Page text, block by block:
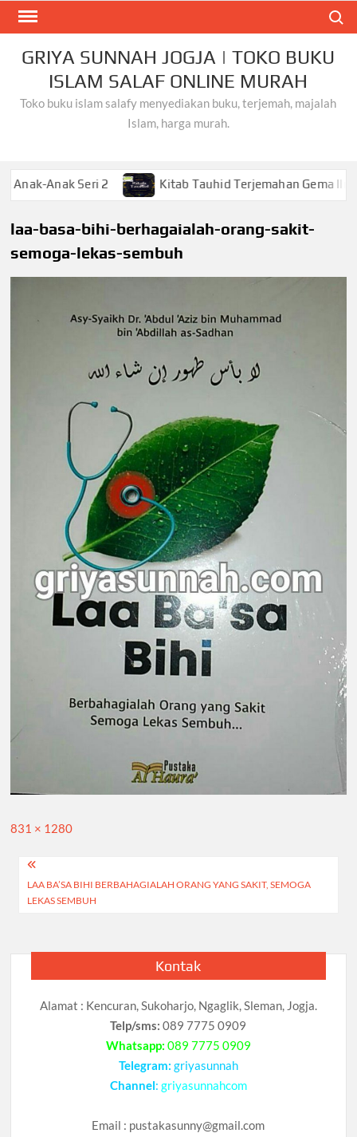
Skip
contentGRIYA SUNNAH JOGJA | TOKO BUKU
ISLAM SALAF ONLINE MURAH
Toko buku islam salafy menyediakan buku, terjemah, majalah
Islam, harga murah.
Seri 2 Kitab Tauhid Terjemahan Gema Ilmu
laa-basa-bihi-berhagaialah-orang-sakit-
semoga-lekas-sembuh
Full
831 × 1280
Navigasi
pos
LAA BA’SA BIHI BERBAHAGIALAH ORANG YANG SAKIT, SEMOGA
LEKAS SEMBUH
Kontak
Alamat : Kencuran, Sukoharjo, Ngaglik, Sleman, Jogja.
Telp/sms: 089 7775 0909
Whatsapp: 089 7775 0909
Telegram: griyasunnah
Channel: griyasunnahcom
Email : pustakasunny@gmail.com